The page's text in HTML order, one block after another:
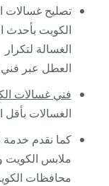
تصليح غسالات
الكويت بأحدث
الغسالة لتكرار
العطل عبر فني
فني غسالات
الغسالات بأقل
كما نقدم
ملابس الكويت
محافظات